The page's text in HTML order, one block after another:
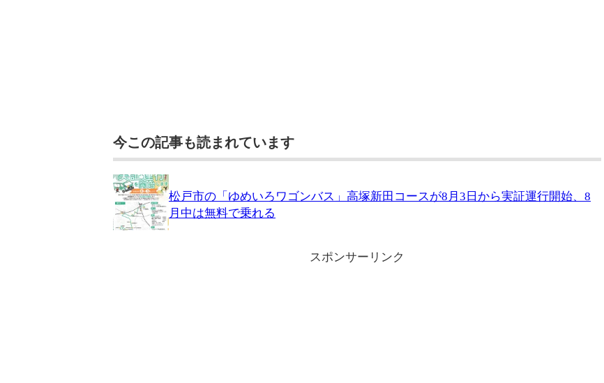
今この記事も読まれています
松戸市の「ゆめいろワゴンバス」高塚新田コースが8月3日から実証運行開始、8
月中は無料で乗れる
スポンサーリンク